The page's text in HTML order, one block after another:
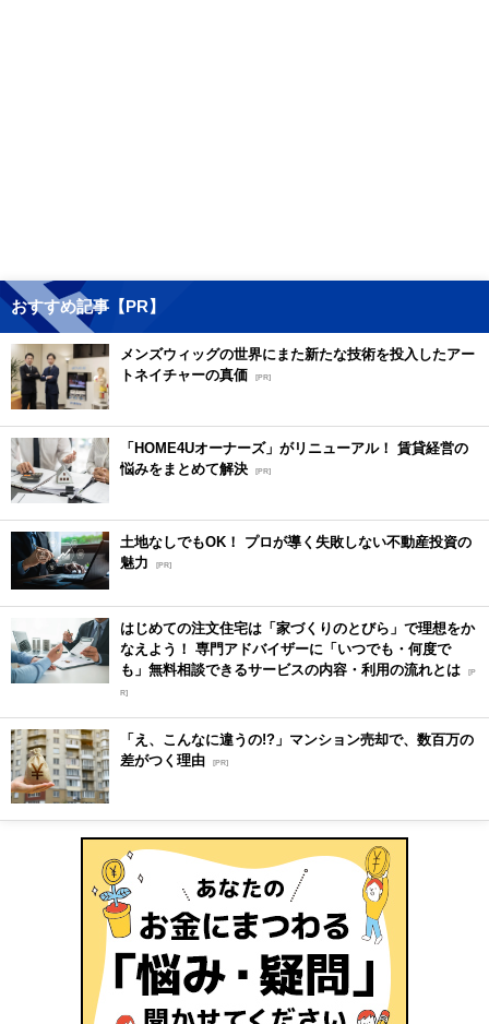
おすすめ記事【PR】
メンズウィッグの世界にまた新たな技術を投入したアー
トネイチャーの真価 [PR]
「HOME4Uオーナーズ」がリニューアル！ 賃貸経営の
悩みをまとめて解決 [PR]
土地なしでもOK！ プロが導く失敗しない不動産投資の
魅力
[PR]
はじめての注文住宅は「家づくりのとびら」で理想をか
なえよう！ 専門アドバイザーに「いつでも・何度で
も」無料相談できるサービスの内容・利用の流れとは [P
R]
「え、こんなに違うの!?」マンション売却で、数百万の
差がつく理由 [PR]